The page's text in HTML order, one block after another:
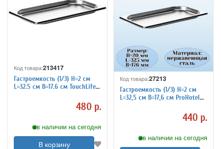
Код товара:213417
Гастроемкость (1/3) H=2 см
L=32.5 см B=17.6 см TouchLife
480 р.
в наличии на сегодня
В корзину
Код товара:27213
Гастроемкость (1/3) H=2 см
L=32,5 см B=17,6 см ProHotel
440 р.
в наличии на сегодня